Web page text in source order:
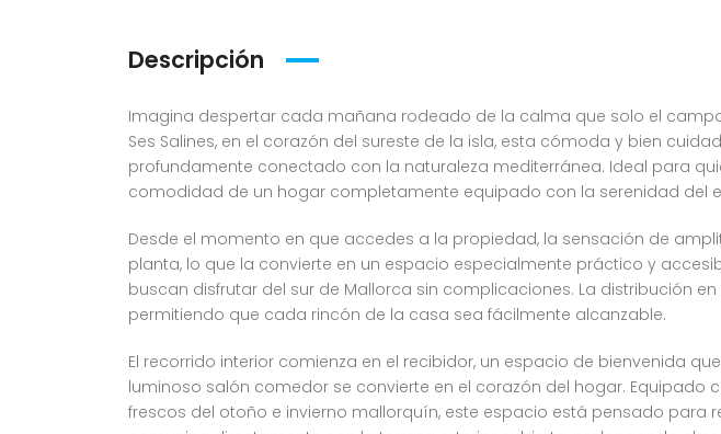
Descripción
Imagina despertar cada mañana rodeado de la calma que solo el
Ses Salines, en el corazón del sureste de la isla, esta cómoda y bien
profundamente conectado con la naturaleza mediterránea. Ideal para
comodidad de un hogar completamente equipado con la serenidad del
Desde el momento en que accedes a la propiedad, la sensación de
planta, lo que la convierte en un espacio especialmente práctico y
buscan disfrutar del sur de Mallorca sin complicaciones. La distribución
permitiendo que cada rincón de la casa sea fácilmente alcanzable.
El recorrido interior comienza en el recibidor, un espacio de bienvenida
luminoso salón comedor se convierte en el corazón del hogar.
frescos del otoño e invierno mallorquín, este espacio está pensado para